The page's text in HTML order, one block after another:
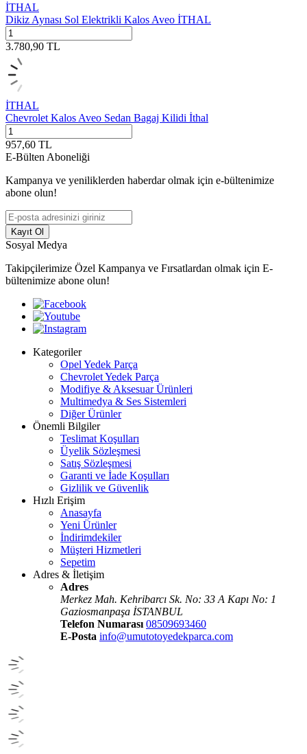
İTHAL
Dikiz Aynası Sol Elektrikli Kalos Aveo İTHAL
3.780,90 TL
İTHAL
Chevrolet Kalos Aveo Sedan Bagaj Kilidi İthal
957,60 TL
E-Bülten Aboneliği
Kampanya ve yeniliklerden haberdar olmak için e-bültenimize
abone olun!
Kayıt Ol
Sosyal Medya
Takipçilerimize Özel Kampanya ve Fırsatlardan olmak için E-
bültenimize abone olun!
Kategoriler
Opel Yedek Parça
Chevrolet Yedek Parça
Modifiye & Aksesuar Ürünleri
Multimedya & Ses Sistemleri
Diğer Ürünler
Önemli Bilgiler
Teslimat Koşulları
Üyelik Sözleşmesi
Satış Sözleşmesi
Garanti ve İade Koşulları
Gizlilik ve Güvenlik
Hızlı Erişim
Anasayfa
Yeni Ürünler
İndirimdekiler
Müşteri Hizmetleri
Sepetim
Adres & İletişim
Adres
Merkez Mah. Kehribarcı Sk. No: 33 A Kapı No: 1
Gaziosmanpaşa İSTANBUL
Telefon Numarası 08509693460
E-Posta info@umutotoyedekparca.com